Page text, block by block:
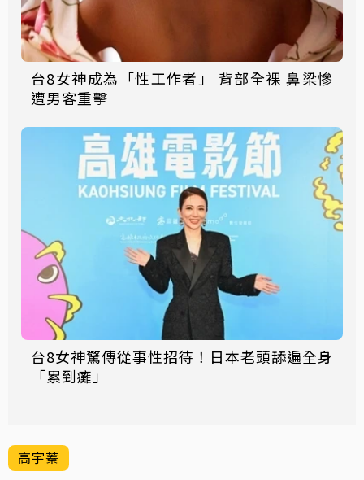
台8女神成為「性工作者」 背部全裸 鼻梁慘
遭男客重擊
台8女神驚傳從事性招待！日本老頭舔遍全身
「累到癱」
高宇蓁